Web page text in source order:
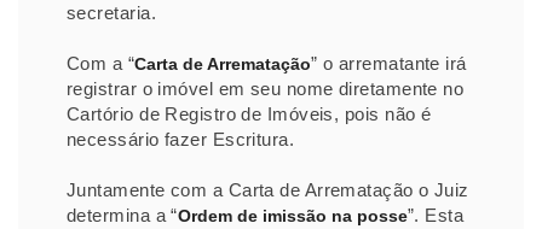
secretaria.
Com a “Carta de Arrematação” o arrematante irá
registrar o imóvel em seu nome diretamente no
Cartório de Registro de Imóveis, pois não é
necessário fazer Escritura.
Juntamente com a Carta de Arrematação o Juiz
determina a “Ordem de imissão na posse”. Esta